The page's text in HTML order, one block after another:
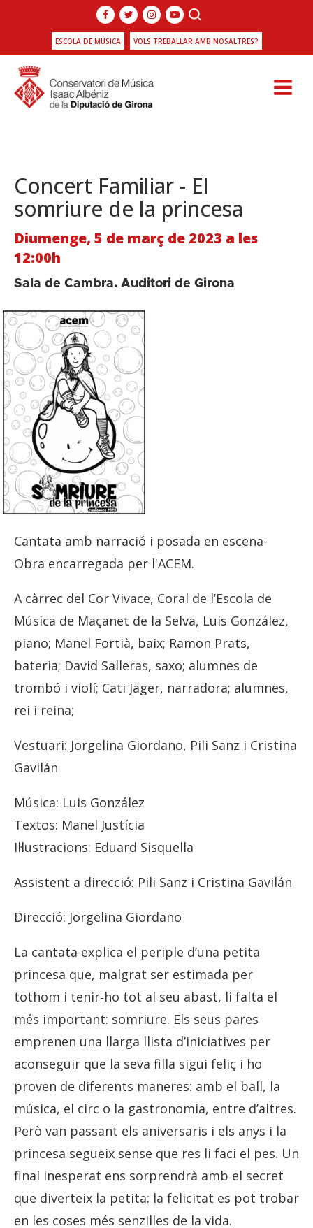
ESCOLA DE MÚSICA VOLS TREBALLAR AMB NOSALTRES?
Concert Familiar - El
somriure de la princesa
Diumenge, 5 de març de 2023 a les
12:00h
Sala de Cambra. Auditori de Girona
Cantata amb narració i posada en escena-
Obra encarregada per l'ACEM.
A càrrec del Cor Vivace, Coral de l’Escola de
Música de Maçanet de la Selva, Luis González,
piano; Manel Fortià, baix; Ramon Prats,
bateria; David Salleras, saxo; alumnes de
trombó i violí; Cati Jäger, narradora; alumnes,
rei i reina;
Vestuari: Jorgelina Giordano, Pili Sanz i Cristina
Gavilán
Música: Luis González
Textos: Manel Justícia
Il·lustracions: Eduard Sisquella
Assistent a direcció: Pili Sanz i Cristina Gavilán
Direcció: Jorgelina Giordano
La cantata explica el periple d’una petita
princesa que, malgrat ser estimada per
tothom i tenir‐ho tot al seu abast, li falta el
més important: somriure. Els seus pares
emprenen una llarga llista d’iniciatives per
aconseguir que la seva filla sigui feliç i ho
proven de diferents maneres: amb el ball, la
música, el circ o la gastronomia, entre d’altres.
Però van passant els aniversaris i els anys i la
princesa segueix sense que res li faci el pes. Un
final inesperat ens sorprendrà amb el secret
que diverteix la petita: la felicitat es pot trobar
en les coses més senzilles de la vida.